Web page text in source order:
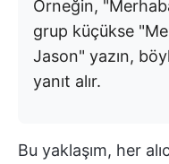
Örneğin,
grup küçükse
Jason" yazın,
yanıt alır.
Bu yaklaşım, her